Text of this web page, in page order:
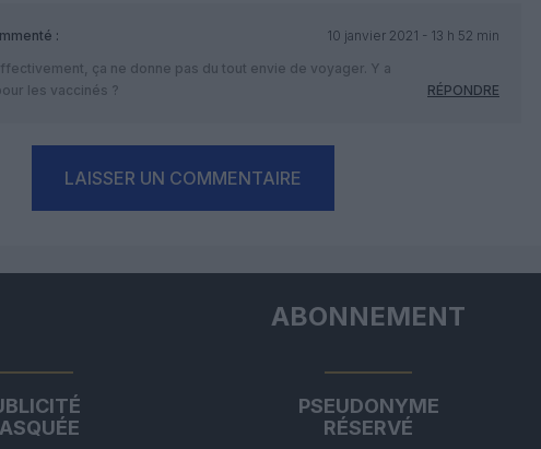
:
10 janvier 2021 - 13 h 52 min
ça ne donne pas du tout envie de voyager. Y a
les vaccinés ?
RÉPONDRE
LAISSER UN COMMENTAIRE
ABONNEMENT
PSEUDONYME
RÉSERVÉ